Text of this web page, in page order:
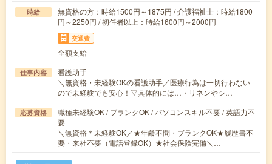
時給
無資格の方：時給1500円～1875円 / 介護福祉士：時給1800
円～2250円 / 初任者以上：時給1600円～2000円
交通費
全額支給
仕事内容
看護助手
＼無資格・未経験OKの看護助手／医療行為は一切行わない
ので未経験でも安心！▽具体的には…・リネンやシ…
応募資格
職種未経験OK / ブランクOK / パソコンスキル不要 / 英語力不
要
＼無資格＊未経験OK／★年齢不問・ブランクOK★履歴書不
要・来社不要（電話登録OK）★社会保険完備＼…